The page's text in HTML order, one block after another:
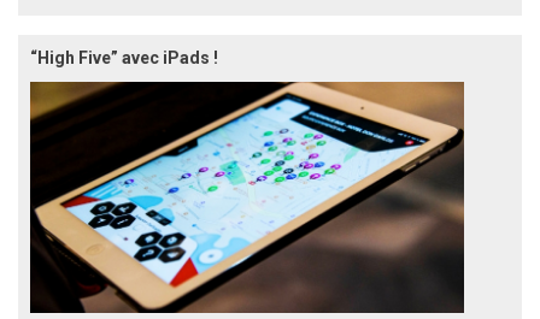
“High Five” avec iPads !